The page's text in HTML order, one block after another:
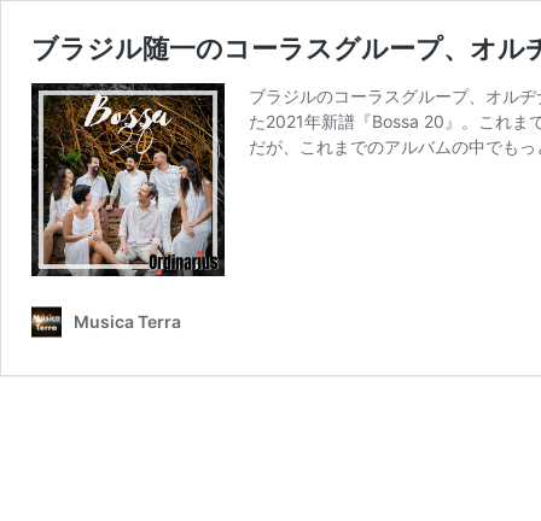
ブラジル随一のコーラスグループ、オ
ブラジルのコーラスグループ、オル
た2021年新譜『Bossa 20』。これま
だが、これまでのアルバムの中でも
Musica Terra